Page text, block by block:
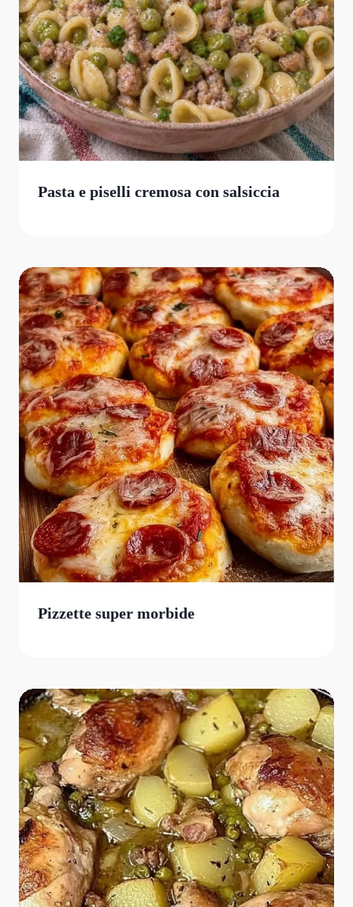
Pasta e piselli cremosa con salsiccia
Pizzette super morbide